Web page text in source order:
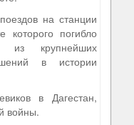
на станции
которого погибло
крупнейших
в истории
в Дагестан,
войны.